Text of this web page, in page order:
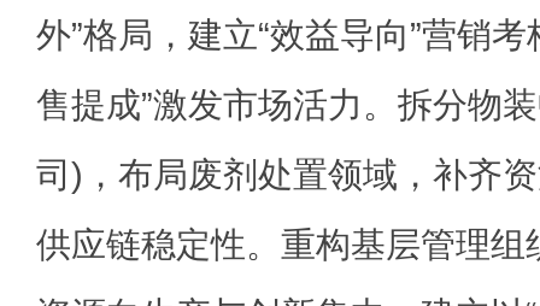
外”格局，建立“效益导向”营销
售提成”激发市场活力。拆分物
司)，布局废剂处置领域，补齐
供应链稳定性。重构基层管理组